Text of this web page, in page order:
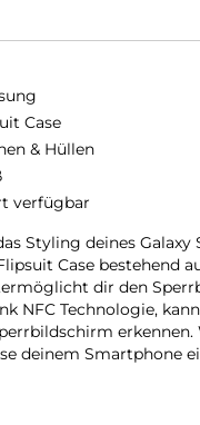
Case
& Hüllen
verfügbar
Styling deines Galaxy
Case bestehend
dir den
NFC Technologie,
erkennen.
deinem Smartphone